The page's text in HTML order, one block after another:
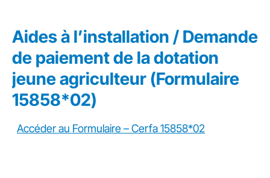
Aides à l’installation / Demande
de paiement de la dotation
jeune agriculteur (Formulaire
15858*02)
Accéder au Formulaire – Cerfa 15858*02